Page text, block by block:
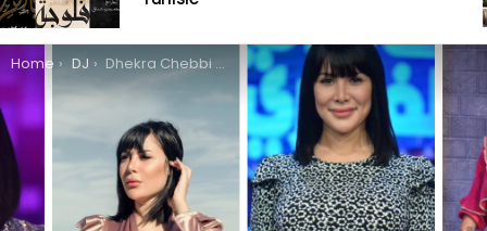
You are here:
Home DJ Dhekra Chebbi Wiki ,Biographie, Age, Taille, Mariage, Contact & Informations